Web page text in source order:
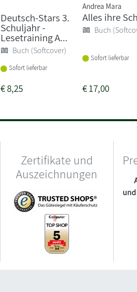
Deutsch-Stars 3.
Schuljahr -
Lesetraining A...
Buch (Softcover)
Sofort lieferbar
€8,25
Andrea Mara
Alles ihre
Buch
Sofort lieferbar
€17,00
Zertifikate und
Auszeichnungen